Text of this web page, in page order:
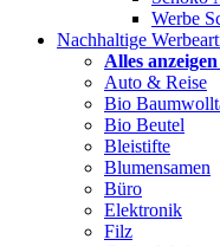
Werbe
Nachhaltige
Alles
Auto & Reise
Bio
Bio Beutel
Bleistifte
Blumensamen
Büro
Elektronik
Filz